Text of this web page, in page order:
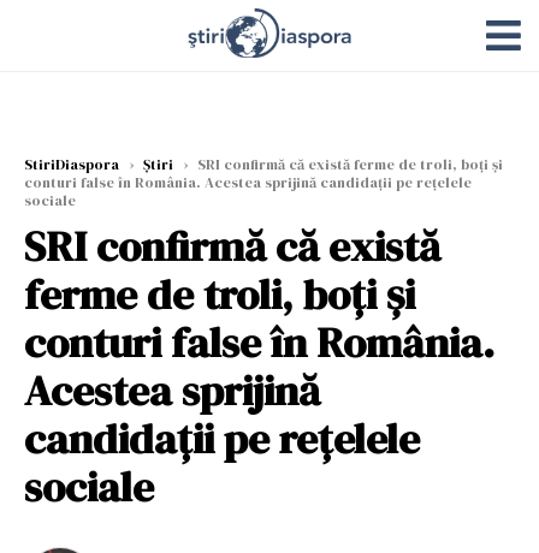
StiriDiaspora › Știri › SRI confirmă că există ferme de troli, boți și
conturi false în România. Acestea sprijină candidații pe rețelele
sociale
SRI confirmă că există
ferme de troli, boți și
conturi false în România.
Acestea sprijină
candidații pe rețelele
sociale